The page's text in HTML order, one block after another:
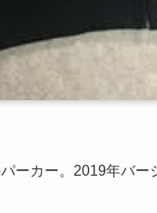
ーカー。2019年バー